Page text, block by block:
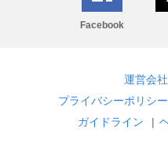
Facebook
運営会社
プライバシーポリシー
ガイドライン
|